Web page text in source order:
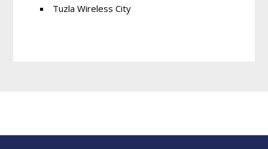
Tuzla Wireless City